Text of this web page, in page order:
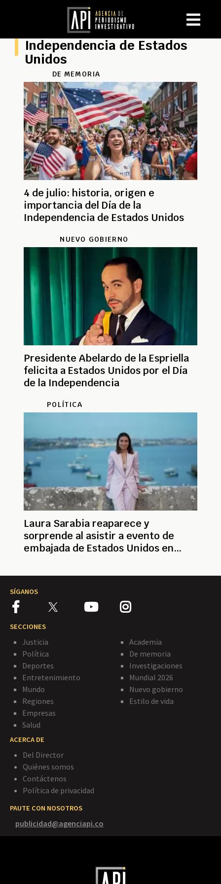
Independencia de Estados
Unidos
DE MEMORIA
4 de julio: historia, origen e
importancia del Día de la
Independencia de Estados Unidos
NUEVO GOBIERNO
Presidente Abelardo de la Espriella
felicita a Estados Unidos por el Día
de la Independencia
POLÍTICA
Laura Sarabia reaparece y
sorprende al asistir a evento de
embajada de Estados Unidos en
SÍGANOS
SECCIONES
Justicia
Política
Deportes
Entretenimiento
Mundo
Regiones
Empresas
Salud
Academia
De memoria
Investigaciones
Mundial 2026
Nuevo gobierno
Estilo de vida
ACERCA DE
Del Director
Quiénes somos
Contáctenos
Política de privacidad
PAUTE CON NOSOTROS
publicidad@agenciapi.co